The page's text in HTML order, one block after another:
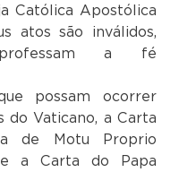
Católica Apostólica
atos são inválidos,
a fé
possam ocorrer
do Vaticano, a Carta
de Motu Proprio
e a Carta do Papa